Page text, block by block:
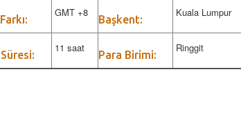
GMT +8
Başkent:
Kuala Lumpur
11 saat
Para Birimi:
Ringgit